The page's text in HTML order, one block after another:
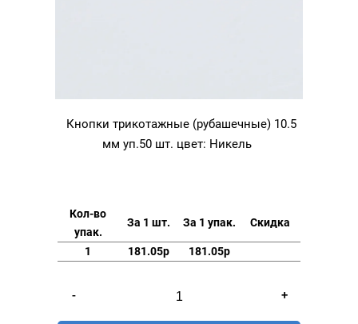
Кнопки трикотажные (рубашечные) 10.5
мм уп.50 шт. цвет: Никель
Кол-во
упак.
За 1 шт. За 1 упак. Скидка
1 181.05р 181.05р
- +